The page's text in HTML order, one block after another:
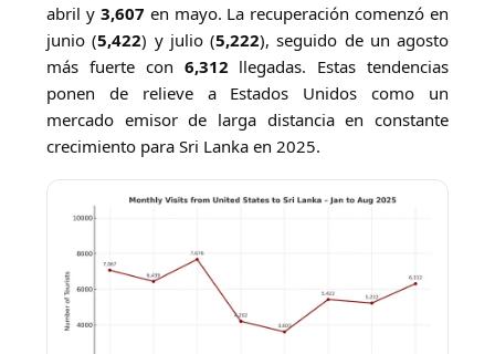
abril y 3,607 en mayo. La recuperación comenzó en
junio (5,422) y julio (5,222), seguido de un agosto
más fuerte con 6,312 llegadas. Estas tendencias
ponen de relieve a Estados Unidos como un
mercado emisor de larga distancia en constante
crecimiento para Sri Lanka en 2025.